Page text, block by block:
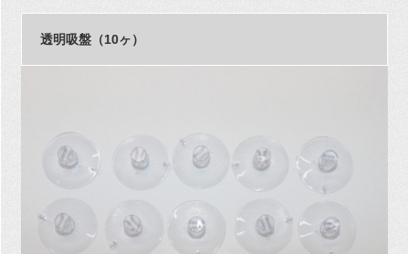
透明吸盤（10ヶ）